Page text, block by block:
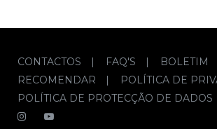
CONTACTOS | FAQ'S | BOLETIM
RECOMENDAR
| POLÍTICA DE
POLÍTICA DE PROTECÇÃO DE DADOS